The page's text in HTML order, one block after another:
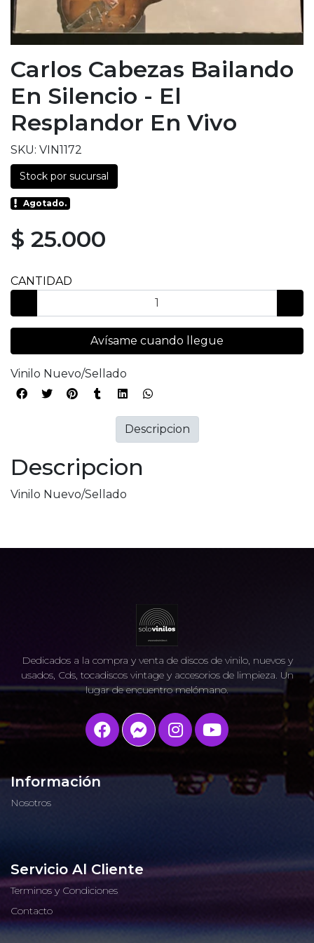
Carlos Cabezas Bailando
En Silencio - El
Resplandor En Vivo
SKU: VIN1172
Stock por sucursal
Agotado.
$ 25.000
CANTIDAD
Avísame cuando llegue
Vinilo Nuevo/Sellado
Descripcion
Vinilo Nuevo/Sellado
Descripcion
Dedicados a la compra y venta de discos de vinilo, nuevos y
usados, Cds, tocadiscos vintage y accesorios de limpieza. Un
lugar de encuentro melómano.
Información
Nosotros
Servicio Al Cliente
Terminos y Condiciones
Contacto